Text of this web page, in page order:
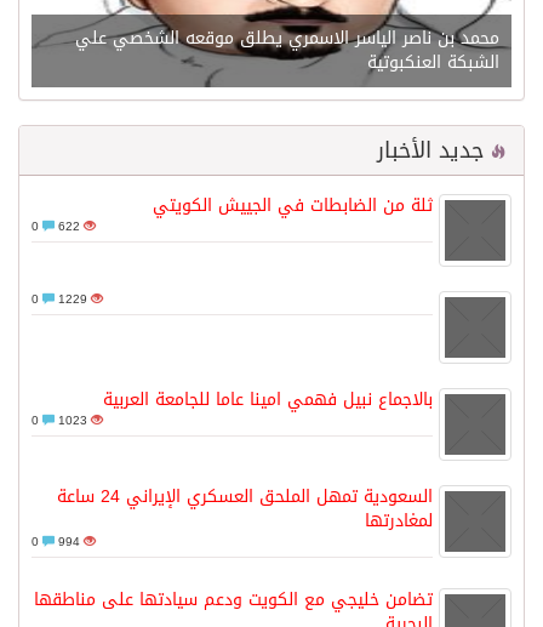
محمد بن ناصر الياسر الاسمري يطلق موقعه الشخصي علي
الشبكة العنكبوتية
جديد الأخبار
ثلة من الضابطات في الجييش الكويتي
622
1229
بالاجماع نبيل فهمي امينا عاما للجامعة العربية
1023
السعودية تمهل الملحق العسكري الإيراني 24 ساعة
لمغادرتها
994
تضامن خليجي مع الكويت ودعم سيادتها على مناطقها